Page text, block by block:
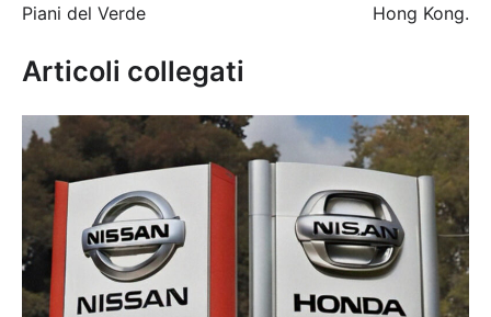
Piani del Verde
Hong Kong.
Articoli collegati